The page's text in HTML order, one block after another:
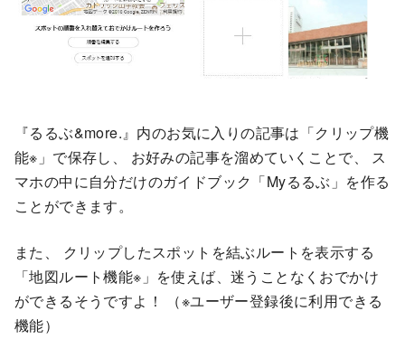
『るるぶ&more.』内のお気に入りの記事は「クリップ機
能※」で保存し、 お好みの記事を溜めていくことで、 ス
マホの中に自分だけのガイドブック「Myるるぶ」 を作る
ことができます。
また、 クリップしたスポットを結ぶルートを表示する
「地図ルート機能※ 」を使えば、迷うことなくおでかけ
ができるそうですよ！ （※ユーザー登録後に利用できる
機能）